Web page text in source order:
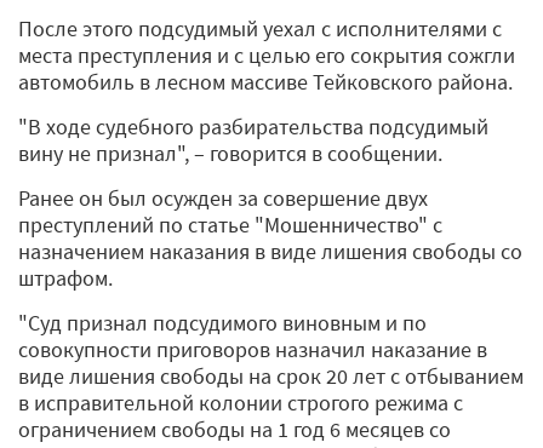
После этого подсудимый уехал с исполнителями с
места преступления и с целью его сокрытия сожгли
автомобиль в лесном массиве Тейковского района.
"В ходе судебного разбирательства подсудимый
вину не признал", – говорится в сообщении.
Ранее он был осужден за совершение двух
преступлений по статье "Мошенничество" с
назначением наказания в виде лишения свободы со
штрафом.
"Суд признал подсудимого виновным и по
совокупности приговоров назначил наказание в
виде лишения свободы на срок 20 лет с отбыванием
в исправительной колонии строгого режима с
ограничением свободы на 1 год 6 месяцев со